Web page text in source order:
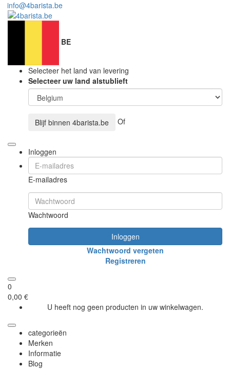
info@4barista.be
BE
Selecteer het land van levering
Selecteer uw land alstublieft
Blijf binnen 4barista.be Of
Inloggen
E-mailadres
Wachtwoord
Inloggen
Wachtwoord vergeten
Registreren
0
0,00 €
U heeft nog geen producten in uw winkelwagen.
categorieën
Merken
Informatie
Blog